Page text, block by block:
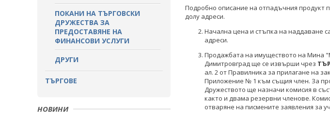
ПОКАНИ НА ТЪРГОВСКИ
ДРУЖЕСТВА ЗА
ПРЕДОСТАВЯНЕ НА
ФИНАНСОВИ УСЛУГИ
ДРУГИ
ТЪРГОВЕ
НОВИНИ
Подробно описание на отпадъчния продукт
долу адреси.
Начална цена и стъпка на наддаване
адреси.
Продажбата на имуществото на Мина
Димитровград ще се извърши чрез
ал. 2 от Правилника за прилагане на
Приложение № 1 към същия член. За
Дружеството ще назначи комисия в
както и двама резервни членове.
отваряне на писмените заявления за